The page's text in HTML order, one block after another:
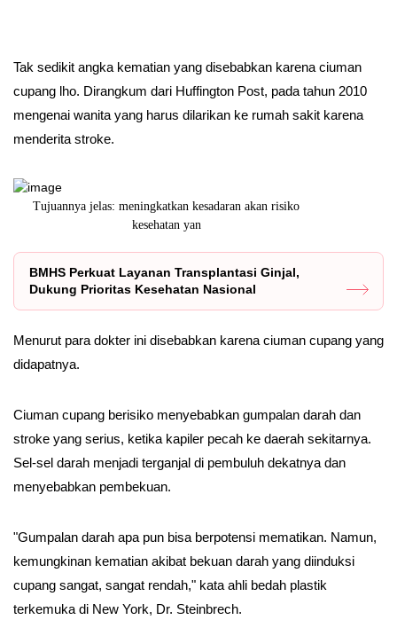
Tak sedikit angka kematian yang disebabkan karena ciuman
cupang lho. Dirangkum dari Huffington Post, pada tahun 2010
mengenai wanita yang harus dilarikan ke rumah sakit karena
menderita stroke.
kesadaran akan risiko
IDEC 2025 akan menjadi panggung
BMHS Perkuat Layanan Transplantasi Ginjal,
Dukung Prioritas Kesehatan Nasional
Menurut para dokter ini disebabkan karena ciuman cupang yang
didapatnya.
Ciuman cupang berisiko menyebabkan gumpalan darah dan
stroke yang serius, ketika kapiler pecah ke daerah sekitarnya.
Sel-sel darah menjadi terganjal di pembuluh dekatnya dan
menyebabkan pembekuan.
"Gumpalan darah apa pun bisa berpotensi mematikan. Namun,
kemungkinan kematian akibat bekuan darah yang diinduksi
cupang sangat, sangat rendah," kata ahli bedah plastik
terkemuka di New York, Dr. Steinbrech.